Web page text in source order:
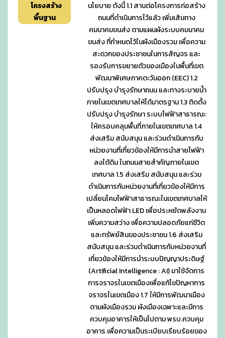
โครงสร้าง
พื้นฐาน
นโยบาย ดังนี้ 1.1 สานต่อโครงการก่อสร้าง
ถนนที่ดำเนินการไว้แล้ว เพิ่มเส้นทาง
คมนาคมขนส่ง ตามแผนผังระบบคมนาคม
ขนส่ง ที่กำหนดไว้ในผังเมืองรวม เพื่อความ
สะดวกของประชาชนในการสัญจร และ
รองรับการขยายตัวของเมืองในพื้นที่เขต
พัฒนาพิเศษภาคตะวันออก (EEC) 1.2
ปรับปรุง บำรุงรักษาถนน และทางระบายน้ำ
ภายในเขตเทศบาลให้ได้มาตรฐาน 1.3 ติดตั้ง
ปรับปรุง บำรุงรักษา ระบบไฟฟ้าสาธารณะ
ให้ครอบคลุมพื้นที่ภายในเขตเทศบาล 1.4
ส่งเสริม สนับสนุน และร่วมดำเนินการกับ
หน่วยงานที่เกี่ยวข้องให้มีการนำสายไฟฟ้า
ลงใต้ดิน ในถนนสายสำคัญภายในเขต
เทศบาล 1.5 ส่งเสริม สนับสนุน และร่วม
ดำเนินการกับหน่วยงานที่เกี่ยวข้องให้มีการ
เปลี่ยนโคมไฟฟ้าสาธารณะในเขตเทศบาลให้
เป็นหลอดไฟฟ้า LED เพื่อประหยัดพลังงาน
เพิ่มความสว่าง เพื่อความปลอดภัยแก่ชีวิต
และทรัพย์สินของประชาชน 1.6 ส่งเสริม
สนับสนุน และร่วมดำเนินการกับหน่วยงานที่
เกี่ยวข้องให้มีการนำระบบปัญญาประดิษฐ์
(Artificial Intelligence : AI) มาใช้จัดการ
การจราจรในเขตเมืองเพื่อแก้ไขปัญหาการ
จราจรในเขตเมือง 1.7 ให้มีการพัฒนาเมือง
ตามผังเมืองรวม ผังเมืองเฉพาะและมีการ
ควบคุมอาคารให้เป็นไปตาม พรบ.ควบคุม
อาคาร เพื่อความเป็นระเบียบเรียบร้อยของ